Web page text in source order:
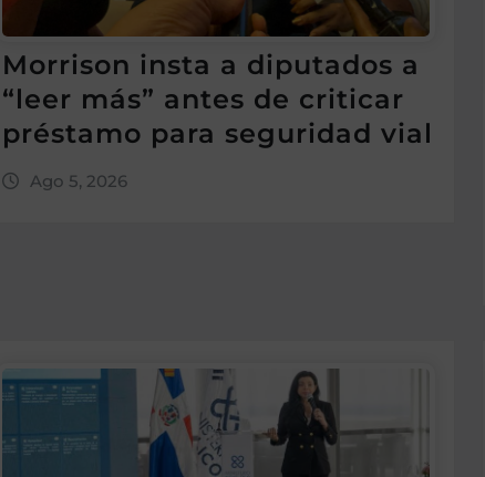
Morrison insta a diputados a
“leer más” antes de criticar
préstamo para seguridad vial
Ago 5, 2026